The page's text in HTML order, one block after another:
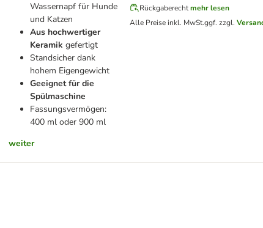
Wassernapf für Hunde
und Katzen
Aus hochwertiger
Keramik gefertigt
Standsicher dank
hohem Eigengewicht
Geeignet für die
Spülmaschine
Fassungsvermögen:
400 ml oder 900 ml
weiter
Rückgaberecht mehr lesen
Alle Preise inkl. MwSt.ggf. zzgl.